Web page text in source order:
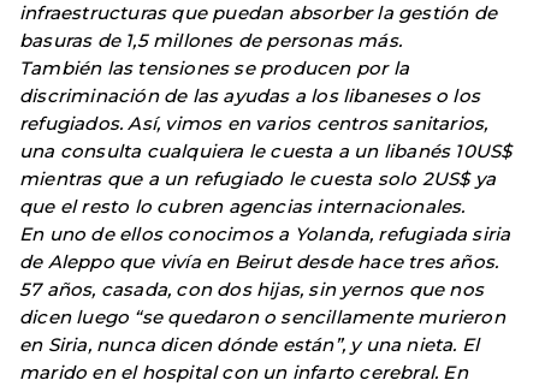
infraestructuras que puedan absorber la gestión de
basuras de 1,5 millones de personas más.
También las tensiones se producen por la
discriminación de las ayudas a los libaneses o los
refugiados. Así, vimos en varios centros sanitarios,
una consulta cualquiera le cuesta a un libanés 10US$
mientras que a un refugiado le cuesta solo 2US$ ya
que el resto lo cubren agencias internacionales.
En uno de ellos conocimos a Yolanda, refugiada siria
de Aleppo que vivía en Beirut desde hace tres años.
57 años, casada, con dos hijas, sin yernos que nos
dicen luego “se quedaron o sencillamente murieron
en Siria, nunca dicen dónde están”, y una nieta. El
marido en el hospital con un infarto cerebral. En